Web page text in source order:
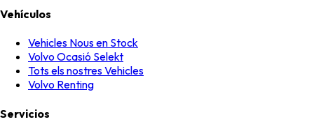
Vehículos
Vehicles Nous en Stock
Volvo Ocasió Selekt
Tots els nostres Vehicles
Volvo Renting
Servicios